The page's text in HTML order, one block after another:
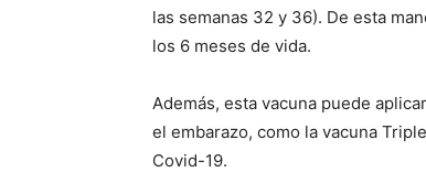
las semanas 32 y 36). De esta
los 6 meses de vida.
Además, esta vacuna puede
el embarazo, como la vacuna
Covid-19.